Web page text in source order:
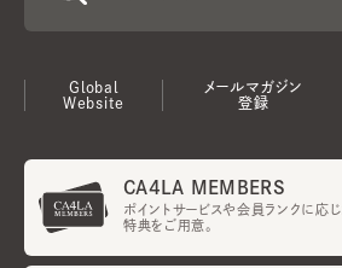
Global
Website
メールマガジン
登録
CA4LA MEMBERS
ポイントサービスや会員ランクに応じ
特典をご用意。